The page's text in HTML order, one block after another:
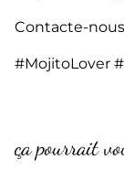
Contacte-
#MojitoLover
ça pourrait